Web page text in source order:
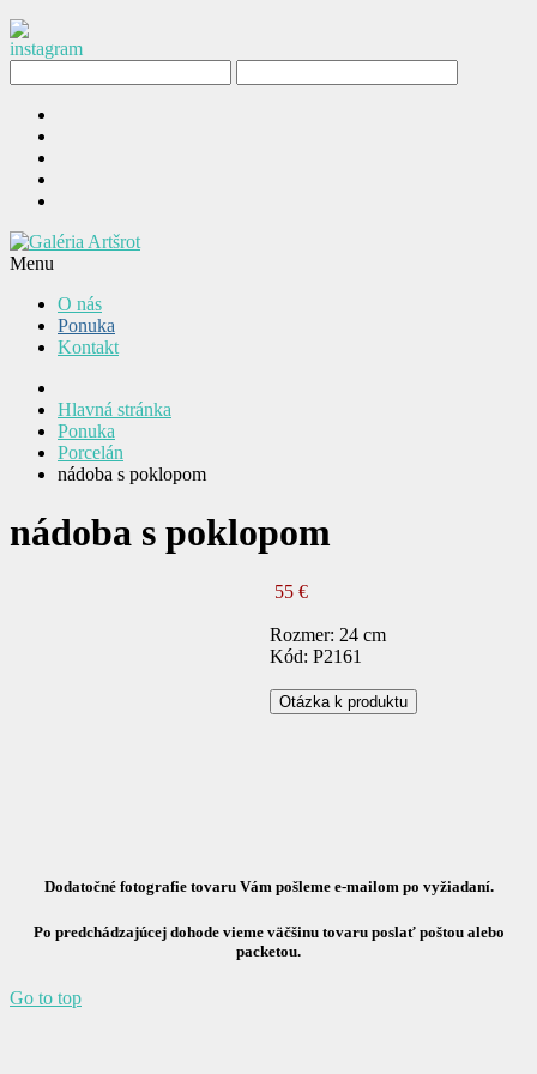
Menu
O nás
Ponuka
Kontakt
Hlavná stránka
Ponuka
Porcelán
nádoba s poklopom
nádoba s poklopom
55 €
Rozmer: 24 cm
Kód: P2161
Otázka k produktu
Dodatočné fotografie tovaru Vám pošleme e-mailom po vyžiadaní.
Po predchádzajúcej dohode vieme väčšinu tovaru poslať poštou alebo
packetou.
Go to top